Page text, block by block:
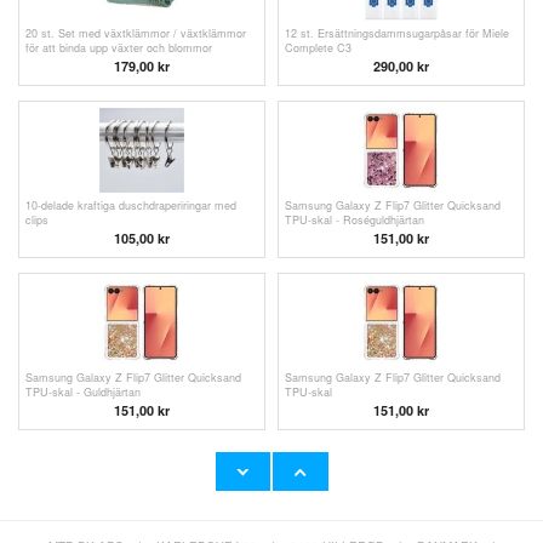
20 st. Set med växtklämmor / växtklämmor
för att binda upp växter och blommor
179,00 kr
12 st. Ersättningsdammsugarpåsar för Miele
Complete C3
290,00 kr
10-delade kraftiga duschdraperiringar med
clips
105,00 kr
Samsung Galaxy Z Flip7 Glitter Quicksand
TPU-skal - Roséguldhjärtan
151,00 kr
Samsung Galaxy Z Flip7 Glitter Quicksand
TPU-skal - Guldhjärtan
151,00 kr
Samsung Galaxy Z Flip7 Glitter Quicksand
TPU-skal
151,00 kr